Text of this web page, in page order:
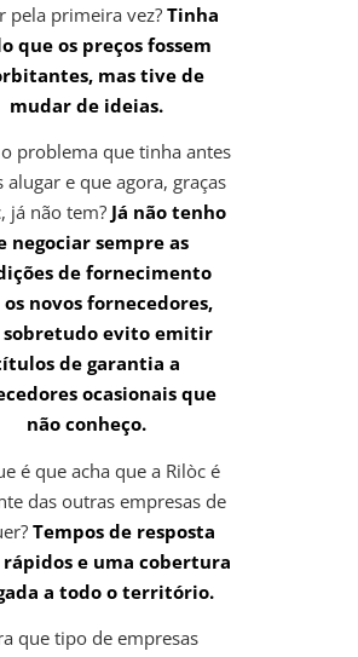
pela primeira vez?Tinha
que os preços fossem
mas tive de
mudar de ideias.
problema que tinha antes
alugar e que agora, graças
já não tem? Já não tenho
negociar sempre as
de fornecimento
novos fornecedores,
sobretudo evito emitir
de garantia a
ocasionais que
não conheço.
é que acha que a Rilòc é
das outras empresas de
Tempos de resposta
e uma cobertura
a todo o território.
que tipo de empresas